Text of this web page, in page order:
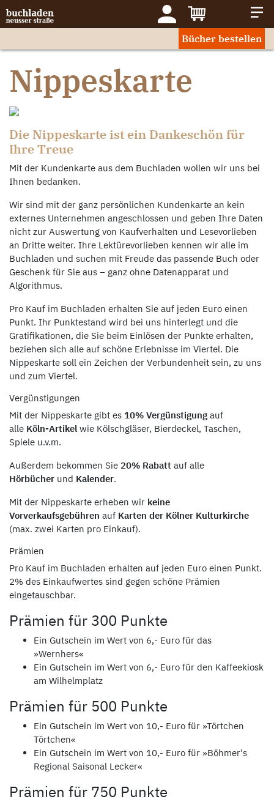
Bücher bestellen
Nippeskarte
Die Nippeskarte ist ein Dankeschön für
Ihre Treue
Mit der Kundenkarte aus dem Buchladen wollen wir uns bei
Ihnen bedanken.
Wir sind mit der ganz persönlichen Kundenkarte an kein
externes Unternehmen angeschlossen und geben Ihre Daten
nicht zur Auswertung von Kaufverhalten und Lesevorlieben
an Dritte weiter. Ihre Lektürevorlieben kennen wir alle im
Buchladen und suchen mit Freude das passende Buch oder
Geschenk für Sie aus – ganz ohne Datenapparat und
Algorithmus.
Pro Kauf im Buchladen erhalten Sie auf jeden Euro einen
Punkt. Ihr Punktestand wird bei uns hinterlegt und die
Gratifikationen, die Sie beim Einlösen der Punkte erhalten,
beziehen sich alle auf schöne Erlebnisse im Viertel. Die
Nippeskarte soll ein Zeichen der Verbundenheit sein, zu uns
und zum Viertel.
Vergünstigungen
Mit der Nippeskarte gibt es 10% Vergünstigung auf
alle Köln-Artikel wie Kölschgläser, Bierdeckel, Taschen,
Spiele u.v.m.
Außerdem bekommen Sie 20% Rabatt auf alle
Hörbücher und Kalender.
Mit der Nippeskarte erheben wir keine
Vorverkaufsgebühren auf Karten der Kölner Kulturkirche
(max. zwei Karten pro Einkauf).
Prämien
Pro Kauf im Buchladen erhalten auf jeden Euro einen Punkt.
2% des Einkaufwertes sind gegen schöne Prämien
eingetauschbar.
Prämien für 300 Punkte
Ein Gutschein im Wert von 6,- Euro für das
»Wernhers«
Ein Gutschein im Wert von 6,- Euro für den Kaffeekiosk
am Wilhelmplatz
Prämien für 500 Punkte
Ein Gutschein im Wert von 10,- Euro für »Törtchen
Törtchen«
Ein Gutschein im Wert von 10,- Euro für »Böhmer's
Regional Saisonal Lecker«
Prämien für 750 Punkte